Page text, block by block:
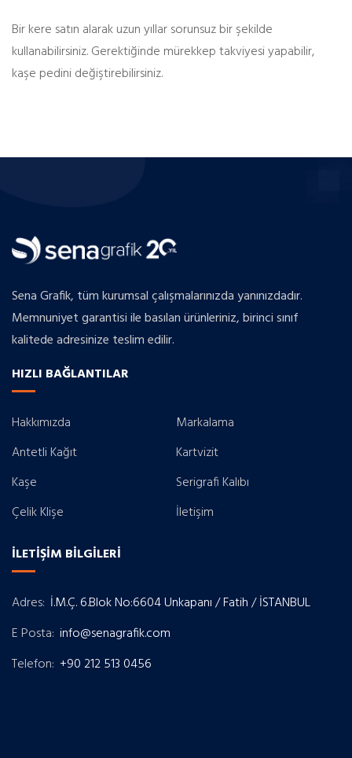
Bir kere satın alarak uzun yıllar sorunsuz bir şekilde
kullanabilirsiniz. Gerektiğinde mürekkep takviyesi yapabilir,
kaşe pedini değiştirebilirsiniz.
Sena Grafik, tüm kurumsal çalışmalarınızda yanınızdadır.
Memnuniyet garantisi ile basılan ürünleriniz, birinci sınıf
kalitede adresinize teslim edilir.
HIZLI BAĞLANTILAR
Hakkımızda
Markalama
Antetli Kağıt
Kartvizit
Kaşe
Serigrafi Kalıbı
Çelik Klişe
İletişim
İLETIŞIM BİLGILERI
Adres: İ.M.Ç. 6.Blok No:6604 Unkapanı / Fatih / İSTANBUL
E Posta: info@senagrafik.com
Telefon: +90 212 513 0456